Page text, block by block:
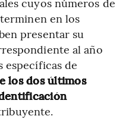
en los
presentar su
al año
específicas de
los dos últimos